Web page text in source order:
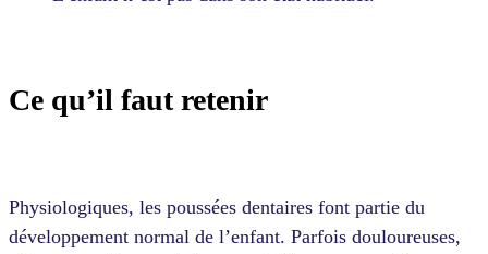
Ce qu’il faut retenir
Physiologiques, les poussées dentaires font partie du
développement normal de l’enfant. Parfois douloureuses,